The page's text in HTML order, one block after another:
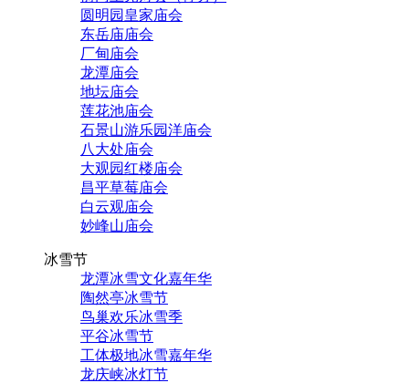
圆明园皇家庙会
东岳庙庙会
厂甸庙会
龙潭庙会
地坛庙会
莲花池庙会
石景山游乐园洋庙会
八大处庙会
大观园红楼庙会
昌平草莓庙会
白云观庙会
妙峰山庙会
冰雪节
龙潭冰雪文化嘉年华
陶然亭冰雪节
鸟巢欢乐冰雪季
平谷冰雪节
工体极地冰雪嘉年华
龙庆峡冰灯节